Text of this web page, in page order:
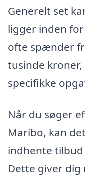
Generelt set
ligger inden
ofte spænder
tusinde
specifikke
Når du søger
Maribo, kan
indhente
Dette giver